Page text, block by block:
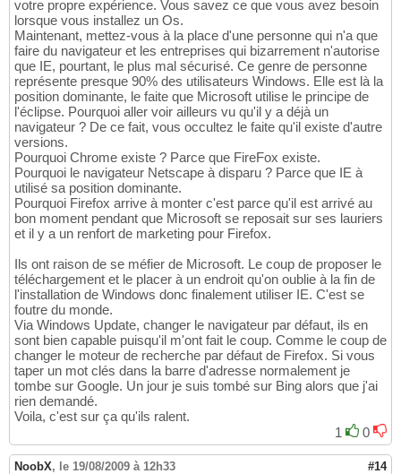
votre propre expérience. Vous savez ce que vous avez besoin
lorsque vous installez un Os.
Maintenant, mettez-vous à la place d'une personne qui n'a que
faire du navigateur et les entreprises qui bizarrement n'autorise
que IE, pourtant, le plus mal sécurisé. Ce genre de personne
représente presque 90% des utilisateurs Windows. Elle est là la
position dominante, le faite que Microsoft utilise le principe de
l'éclipse. Pourquoi aller voir ailleurs vu qu'il y a déjà un
navigateur ? De ce fait, vous occultez le faite qu'il existe d'autre
versions.
Pourquoi Chrome existe ? Parce que FireFox existe.
Pourquoi le navigateur Netscape à disparu ? Parce que IE à
utilisé sa position dominante.
Pourquoi Firefox arrive à monter c'est parce qu'il est arrivé au
bon moment pendant que Microsoft se reposait sur ses lauriers
et il y a un renfort de marketing pour Firefox.
Ils ont raison de se méfier de Microsoft. Le coup de proposer le
téléchargement et le placer à un endroit qu'on oublie à la fin de
l'installation de Windows donc finalement utiliser IE. C'est se
foutre du monde.
Via Windows Update, changer le navigateur par défaut, ils en
sont bien capable puisqu'il m'ont fait le coup. Comme le coup de
changer le moteur de recherche par défaut de Firefox. Si vous
taper un mot clés dans la barre d'adresse normalement je
tombe sur Google. Un jour je suis tombé sur Bing alors que j'ai
rien demandé.
Voila, c'est sur ça qu'ils ralent.
1
0
NoobX, le 19/08/2009 à 12h33 #14